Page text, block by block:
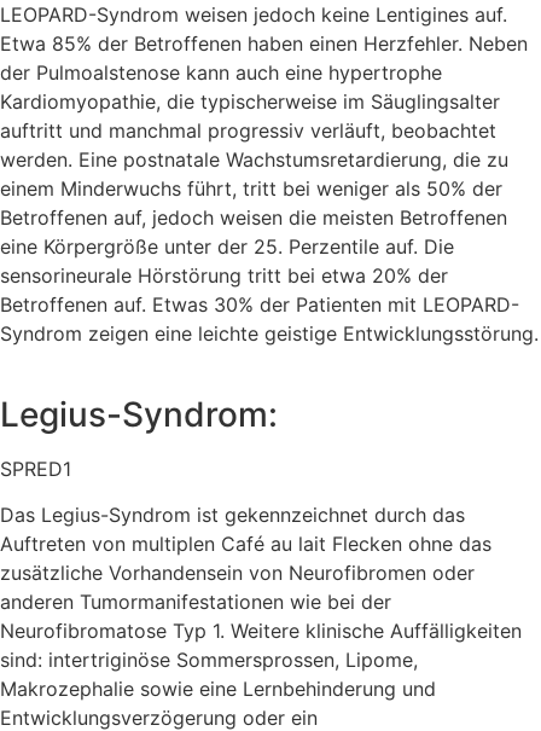
LEOPARD-Syndrom weisen jedoch keine Lentigines auf.
Etwa 85% der Betroffenen haben einen Herzfehler. Neben
der Pulmoalstenose kann auch eine hypertrophe
Kardiomyopathie, die typischerweise im Säuglingsalter
auftritt und manchmal progressiv verläuft, beobachtet
werden. Eine postnatale Wachstumsretardierung, die zu
einem Minderwuchs führt, tritt bei weniger als 50% der
Betroffenen auf, jedoch weisen die meisten Betroffenen
eine Körpergröße unter der 25. Perzentile auf. Die
sensorineurale Hörstörung tritt bei etwa 20% der
Betroffenen auf. Etwas 30% der Patienten mit LEOPARD-
Syndrom zeigen eine leichte geistige Entwicklungsstörung.
Legius-Syndrom:
SPRED1
Das Legius-Syndrom ist gekennzeichnet durch das
Auftreten von multiplen Café au lait Flecken ohne das
zusätzliche Vorhandensein von Neurofibromen oder
anderen Tumormanifestationen wie bei der
Neurofibromatose Typ 1. Weitere klinische Auffälligkeiten
sind: intertriginöse Sommersprossen, Lipome,
Makrozephalie sowie eine Lernbehinderung und
Entwicklungsverzögerung oder ein